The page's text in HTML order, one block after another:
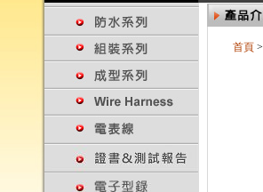
首頁 >